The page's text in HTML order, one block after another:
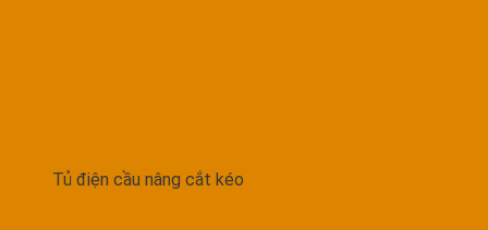
Tủ điện cầu nâng cắt kéo